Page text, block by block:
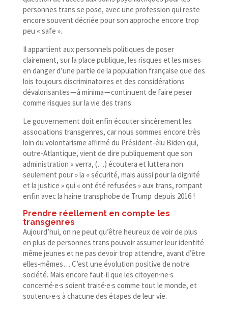
personnes trans se pose, avec une profession qui reste
encore souvent décriée pour son approche encore trop
peu « safe ».
Il appartient aux personnels politiques de poser
clairement, sur la place publique, les risques et les mises
en danger d’une partie de la population française que des
lois toujours discriminatoires et des considérations
dévalorisantes — à minima — continuent de faire peser
comme risques sur la vie des trans.
Le gouvernement doit enfin écouter sincèrement les
associations transgenres, car nous sommes encore très
loin du volontarisme affirmé du Président-​élu Biden qui,
outre-​Atlantique, vient de dire publiquement que son
administration « verra, (…) écoutera et luttera non
seulement pour » la « sécurité, mais aussi pour la dignité
et la justice » qui « ont été refusées » aux trans, rompant
enfin avec la haine transphobe de Trump depuis 2016 !
Prendre réellement en compte les
transgenres
Aujourd’hui, on ne peut qu’être heureux de voir de plus
en plus de personnes trans pouvoir assumer leur identité
même jeunes et ne pas devoir trop attendre, avant d’être
elles-​mêmes… C’est une évolution positive de notre
société. Mais encore faut-​il que les citoyen·ne·s
concerné·e·s soient traité·e·s comme tout le monde, et
soutenu·e·s à chacune des étapes de leur vie.